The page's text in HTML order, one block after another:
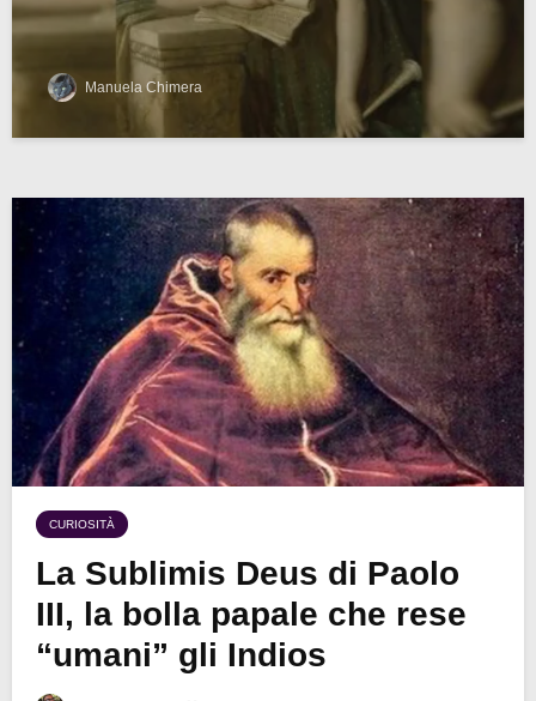
Manuela Chimera
CURIOSITÀ
La Sublimis Deus di Paolo
III, la bolla papale che rese
“umani” gli Indios